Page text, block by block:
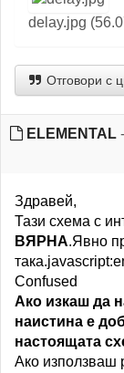
delay.jpg
Отговори с
ELEMENTAL
Здравей,
Тази схема с
ВЯРНА.Явно
Confused
Ако изкаш да
наистина е
настоящата
Ако използваш